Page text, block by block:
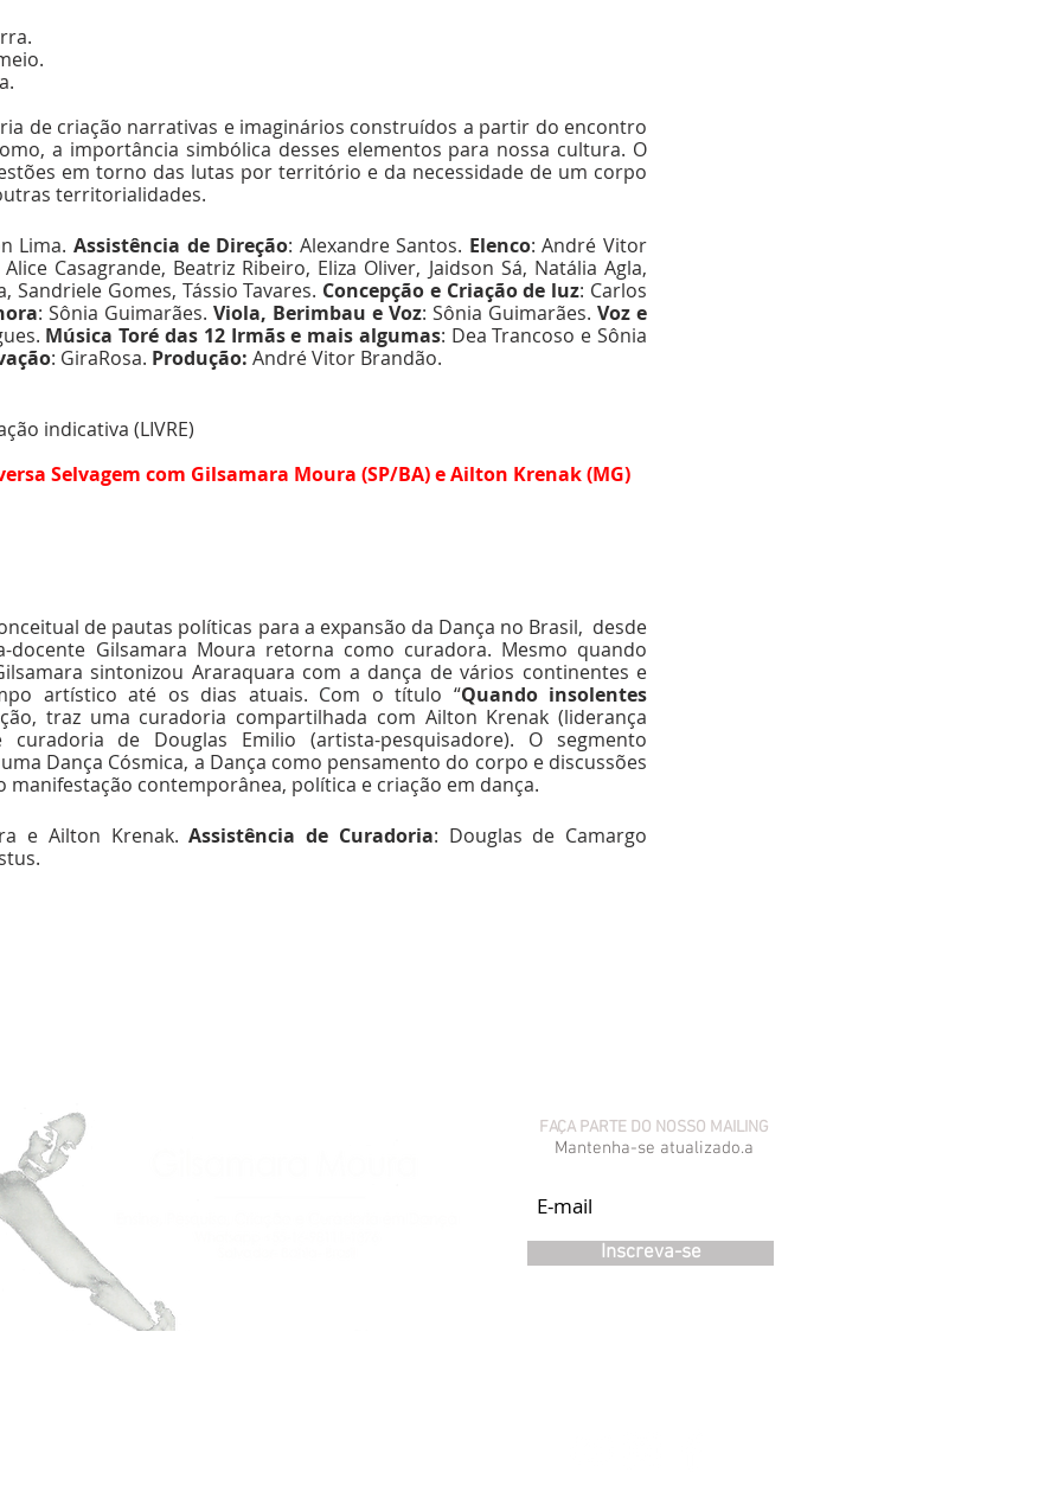
de criação narrativas e imaginários construídos a partir do encontro
a importância simbólica desses elementos para nossa cultura. O
em torno das lutas por território e da necessidade de um corpo
territorialidades.
Lima. Assistência de Direção: Alexandre Santos. Elenco: André Vitor
Casagrande, Beatriz Ribeiro, Eliza Oliver, Jaidson Sá, Natália Agla,
Sandriele Gomes, Tássio Tavares. Concepção e Criação de luz: Carlos
: Sônia Guimarães. Viola, Berimbau e Voz: Sônia Guimarães. Voz e
Música Toré das 12 Irmãs e mais algumas: Dea Trancoso e Sônia
: GiraRosa. Produção: André Vitor Brandão.
indicativa (LIVRE)
Selvagem com Gilsamara Moura (SP/BA) e Ailton Krenak (MG)
de pautas políticas para a expansão da Dança no Brasil,  desde
Gilsamara Moura retorna como curadora. Mesmo quando
sintonizou Araraquara com a dança de vários continentes e
artístico até os dias atuais. Com o título “Quando insolentes
traz uma curadoria compartilhada com Ailton Krenak (liderança
de Douglas Emilio (artista-pesquisadore). O segmento
Dança Cósmica, a Dança como pensamento do corpo e discussões
manifestação contemporânea, política e criação em dança.
e Ailton Krenak. Assistência de Curadoria: Douglas de Camargo
FAÇA PARTE DO NOSSO MAILING
Mantenha-se atualizado.a
Inscreva-se